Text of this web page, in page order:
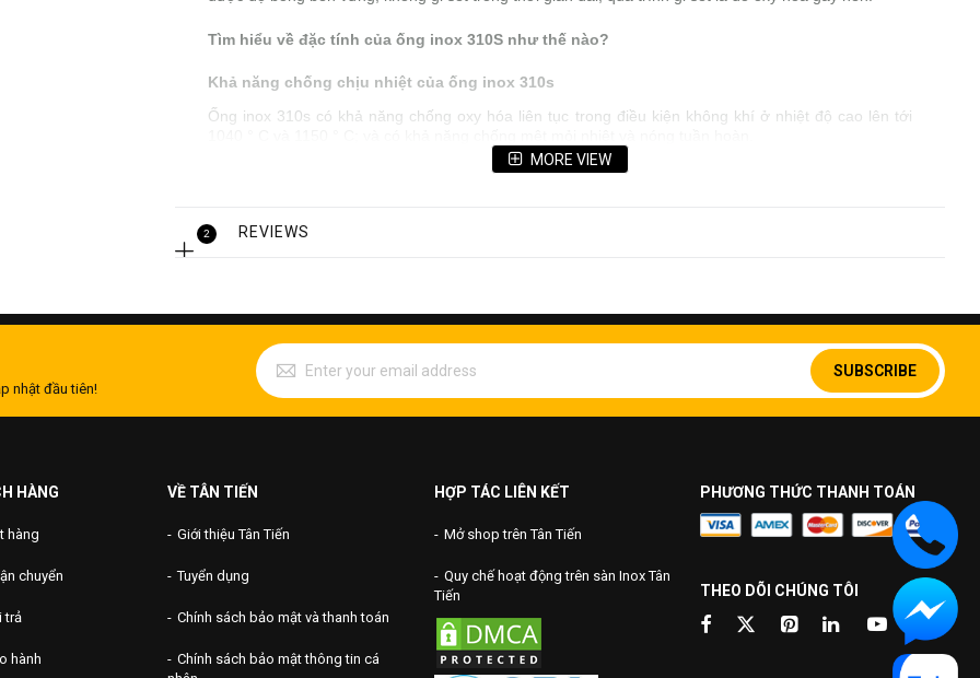
Tìm hiểu về đặc tính của ống inox 310S như thế nào?
Khả năng chống chịu nhiệt của ống inox 310s
Ống inox 310s có khả năng chống oxy hóa liên tục trong điều kiện không khí ở nhiệt độ cao lên tới
Độ kháng ăn mòn của ống inox 310s rất cao
rất tốt, nhất là chống ăn mòn dung dịch.
MORE VIEW
2 REVIEWS
nhật đầu tiên!
SUBSCRIBE
HÀNG
hàng
chuyển
trả
hành
VỀ TÂN TIẾN
Giới thiệu Tân Tiến
Tuyển dụng
Chính sách bảo mật và thanh toán
Chính sách bảo mật thông tin cá
HỢP TÁC LIÊN KẾT
Mở shop trên Tân Tiến
Quy chế hoạt động trên sàn Inox Tân
Tiến
PHƯƠNG THỨC THANH TOÁN
THEO DÕI CHÚNG TÔI